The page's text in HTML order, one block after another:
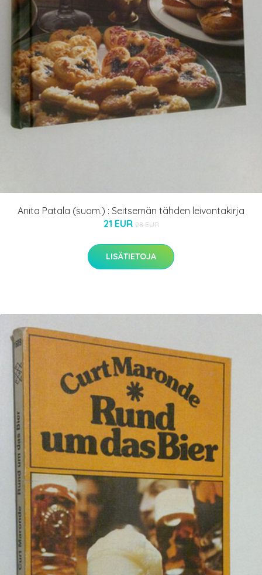
Anita Patala (suom.) : Seitsemän tähden leivontakirja
21 EUR 28 EUR
LISÄTIETOJA